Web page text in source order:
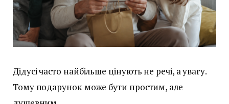
Дідусі часто найбільше цінують не речі, а увагу.
Тому подарунок може бути простим, але